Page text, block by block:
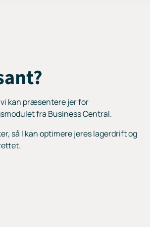
kan præsentere jer for
fra Business Central.
så I kan optimere jeres lagerdrift og